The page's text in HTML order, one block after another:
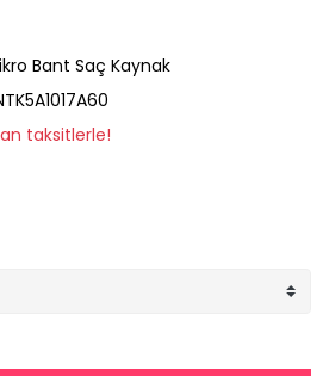
Bant Saç Kaynak
taksitlerle!